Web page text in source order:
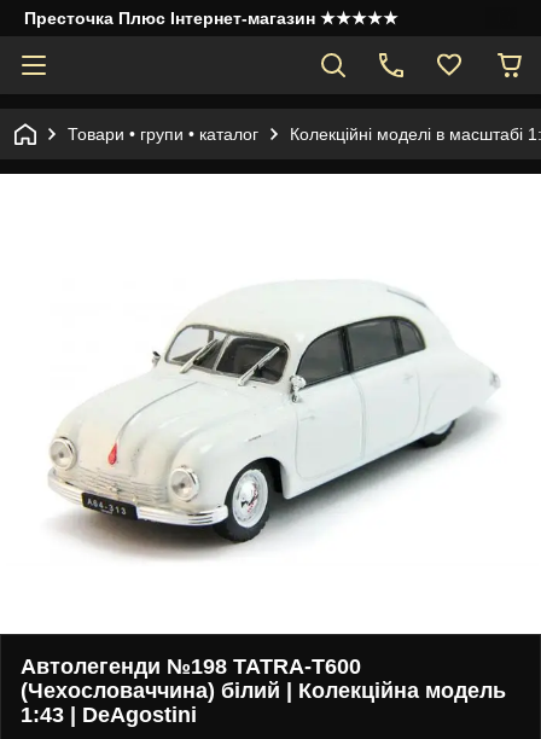
Престочка Плюс Інтернет-магазин ★★★★★
Товари • групи • каталог Колекційні моделі в масштабі
Автолегенди №198 TATRA-T600
(Чехословаччина) білий | Колекційна модель
1:43 | DeAgostini